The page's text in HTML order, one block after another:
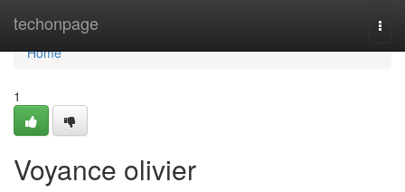
techonpage
Home
Home
1
Voyance olivier